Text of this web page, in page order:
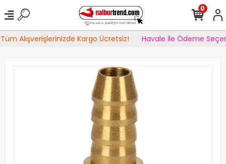
Alışverişlerinizde Kargo Ücretsiz! Havale İle Ödeme
0